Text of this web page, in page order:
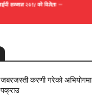
जबरजस्ती करणी गरेको अभियोगमा
पक्राउ